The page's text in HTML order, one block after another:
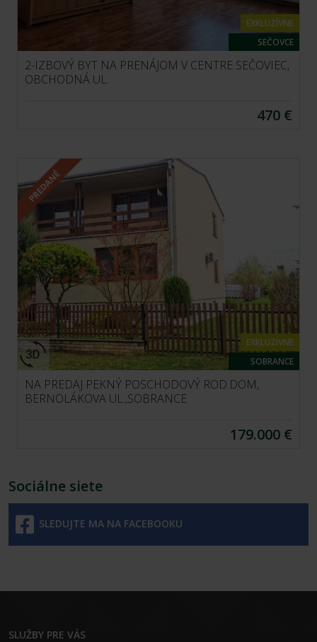
EXKLUZÍVNE
SEČOVCE
2-IZBOVÝ BYT NA PRENÁJOM V CENTRE SEČOVIEC,
OBCHODNÁ UL.
470 €
EXKLUZÍVNE
SOBRANCE
NA PREDAJ PEKNÝ POSCHODOVÝ ROD.DOM,
BERNOLÁKOVA UL.,SOBRANCE
179.000 €
Sociálne siete
SLEDUJTE MA NA FACEBOOKU
SLUŽBY PRE VÁS